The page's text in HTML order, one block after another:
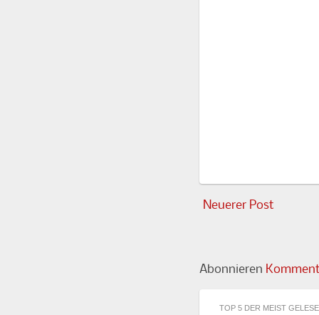
Neuerer Post
Abonnieren
TOP 5 DER MEIST